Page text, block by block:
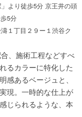
より徒歩5分 京王井の頭
5分
１丁目２９ー１渋谷ク
、施術工程などすべ
るカラーに特化した
感あるベージュと、
現。一時的な仕上が
じられるような、本